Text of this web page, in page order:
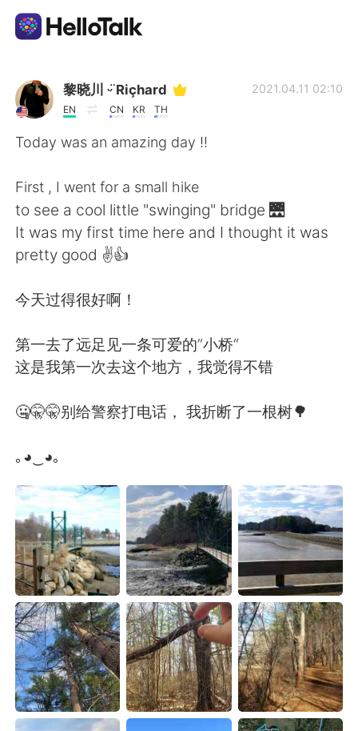
Приложение для Языкового Обмена
AI Grammar Checker
English 简体中文
Deutsch 日本語
한국어 ไทย
Türkçe Tiếng Việt
Português
黎晓川 ᵕ̈ Riçhard
EN CN KR TH
2021.04.11 02:10
Today was an amazing day !!
First , I went for a small hike
to see a cool little "swinging" bridge 🌉
It was my first time here and I thought it was
pretty good ✌👍
今天过得很好啊！
第一去了远足见一条可爱的”小桥“
这是我第一次去这个地方，我觉得不错
🤐🤫🤫别给警察打电话， 我折断了一根树🌳
｡◕‿◕｡